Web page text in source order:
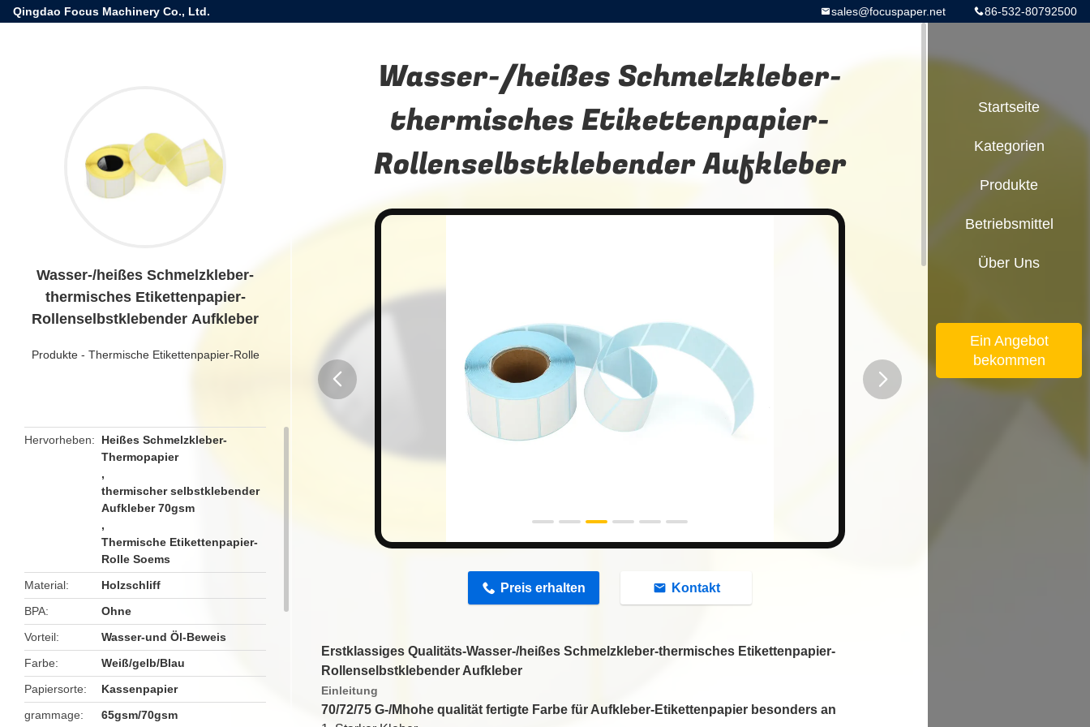
Qingdao Focus Machinery Co., Ltd. 86-532-80792500
sales@focuspaper.net
Wasser-/heißes Schmelzkleber-
thermisches Etikettenpapier-
Rollenselbstklebender Aufkleber
Produkte- Thermische Etikettenpapier-Rolle
Hervorheben
Heißes Schmelzkleber-
Thermopapier
,
thermischer selbstklebender
Aufkleber 70gsm
,
Thermische Etikettenpapier-
Rolle Soems
Material
Holzschliff
BPA
Ohne
Vorteil
Wasser-und Öl-Beweis
Farbe
Weiß/gelb/Blau
Papiersorte
Kassenpapier
grammage
65gsm/70gsm
Wasser-/heißes Schmelzkleber-
thermisches Etikettenpapier-
Rollenselbstklebender Aufkleber
button
Preis erhalten Kontakt
Erstklassiges Qualitäts-Wasser-/heißes Schmelzkleber-thermisches Etikettenpapier-
Rollenselbstklebender Aufkleber
Einleitung
70/72/75 G-/Mhohe qualität fertigte Farbe für Aufkleber-Etikettenpapier besonders an
Startseite
Kategorien
Produkte
Betriebsmittel
Über Uns
Ein Angebot
bekommen